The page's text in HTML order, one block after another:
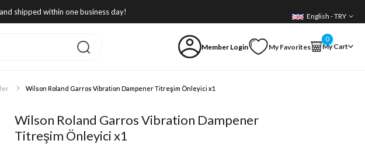
shipped within one business day! English - TRY
Member Login My Favorites My Cart
0
Wilson Roland Garros Vibration Dampener Titreşim Önleyici x1
Wilson Roland Garros Vibration Dampener
Titreşim Önleyici x1